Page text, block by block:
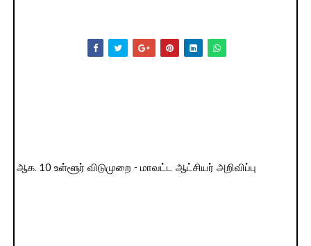
ஆக. 10 உள்ளூர் விடுமுறை - மாவட்ட ஆட்சியர் அறிவிப்பு